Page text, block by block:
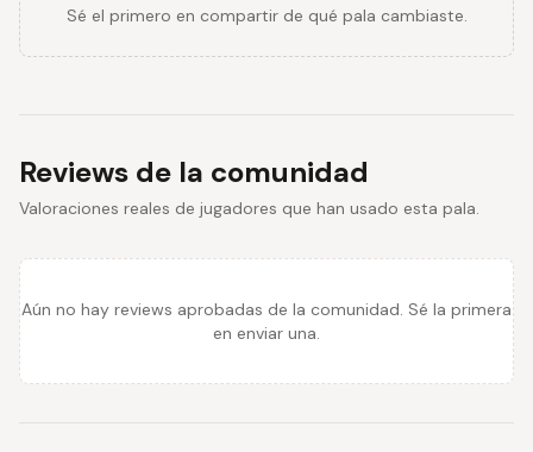
Sé el primero en compartir de qué pala cambiaste.
Reviews de la comunidad
Valoraciones reales de jugadores que han usado esta pala.
Aún no hay reviews aprobadas de la comunidad. Sé la primera
en enviar una.